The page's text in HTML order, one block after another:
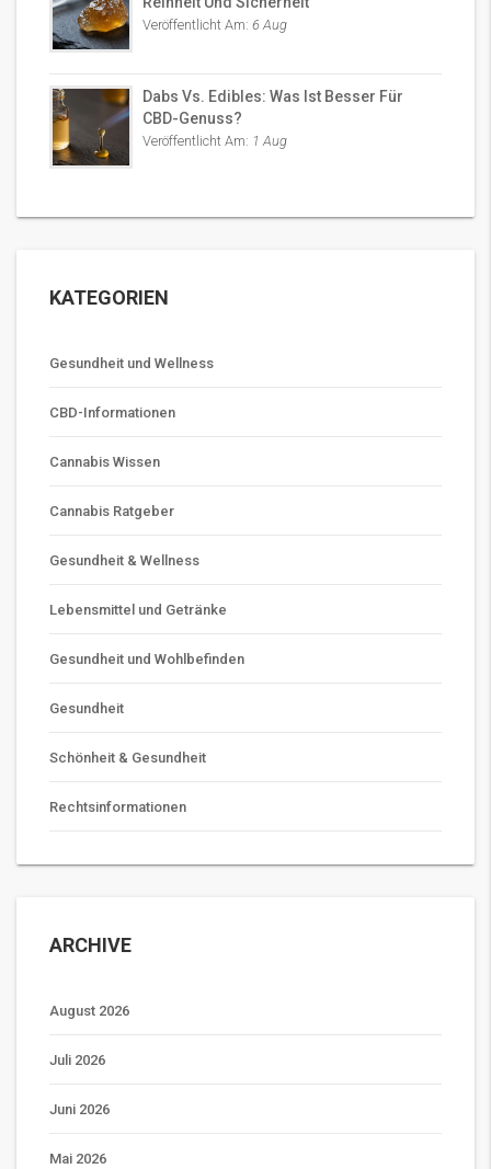
Veröffentlicht Am: 6 Aug
Dabs Vs. Edibles: Was Ist Besser Für
CBD-Genuss?
Veröffentlicht Am: 1 Aug
KATEGORIEN
Gesundheit und Wellness
CBD-Informationen
Cannabis Wissen
Cannabis Ratgeber
Gesundheit & Wellness
Lebensmittel und Getränke
Gesundheit und Wohlbefinden
Gesundheit
Schönheit & Gesundheit
Rechtsinformationen
ARCHIVE
August 2026
Juli 2026
Juni 2026
Mai 2026